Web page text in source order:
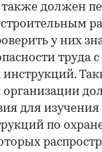
также должен
у них
труда
организации
для
по